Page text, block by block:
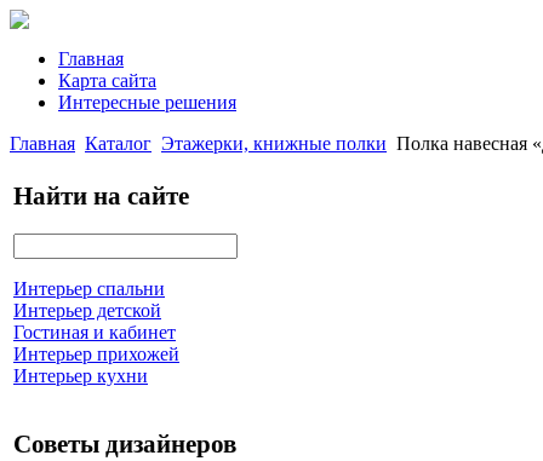
Главная
Карта сайта
Интересные решения
Главная Каталог Этажерки, книжные полки Полка навесная
Найти на сайте
Интерьер спальни
Интерьер детской
Гостиная и кабинет
Интерьер прихожей
Интерьер кухни
Советы дизайнеров